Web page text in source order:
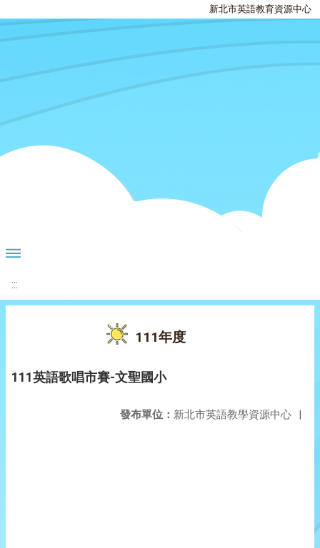
新北市英語教育資源中心
:::
111年度
111英語歌唱市賽-文聖國小
發布單位： 新北市英語教學資源中心 |